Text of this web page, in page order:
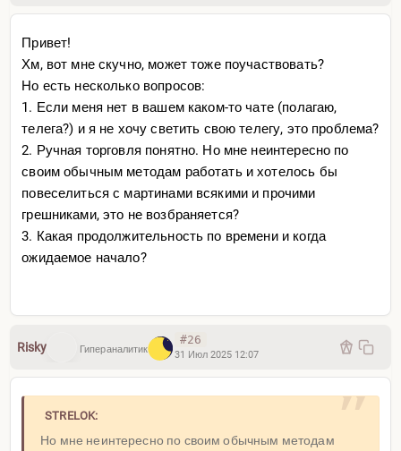
Привет!
Хм, вот мне скучно, может тоже поучаствовать?
Но есть несколько вопросов:
1. Если меня нет в вашем каком-то чате (полагаю,
телега?) и я не хочу светить свою телегу, это проблема?
2. Ручная торговля понятно. Но мне неинтересно по
своим обычным методам работать и хотелось бы
повеселиться с мартинами всякими и прочими
грешниками, это не возбраняется?
3. Какая продолжительность по времени и когда
ожидаемое начало?
Risky Гипераналитик
#26
31 Июл 2025 12:07
STRELOK:
Но мне неинтересно по своим обычным методам